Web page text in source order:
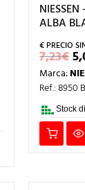
ALBA
7,23€
Marca:
Ref.: 8950
Stock